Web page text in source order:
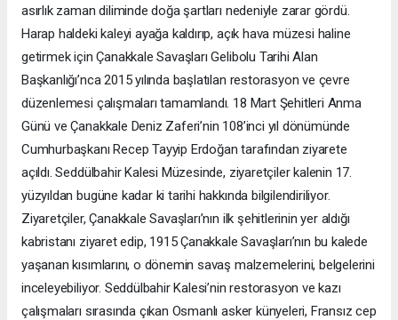
asırlık zaman diliminde doğa şartları nedeniyle zarar gördü.
Harap haldeki kaleyi ayağa kaldırıp, açık hava müzesi haline
getirmek için Çanakkale Savaşları Gelibolu Tarihi Alan
Başkanlığı’nca 2015 yılında başlatılan restorasyon ve çevre
düzenlemesi çalışmaları tamamlandı. 18 Mart Şehitleri Anma
Günü ve Çanakkale Deniz Zaferi’nin 108’inci yıl dönümünde
Cumhurbaşkanı Recep Tayyip Erdoğan tarafından ziyarete
açıldı. Seddülbahir Kalesi Müzesinde, ziyaretçiler kalenin 17.
yüzyıldan bugüne kadar ki tarihi hakkında bilgilendiriliyor.
Ziyaretçiler, Çanakkale Savaşları’nın ilk şehitlerinin yer aldığı
kabristanı ziyaret edip, 1915 Çanakkale Savaşları’nın bu kalede
yaşanan kısımlarını, o dönemin savaş malzemelerini, belgelerini
inceleyebiliyor. Seddülbahir Kalesi’nin restorasyon ve kazı
çalışmaları sırasında çıkan Osmanlı asker künyeleri, Fransız cep